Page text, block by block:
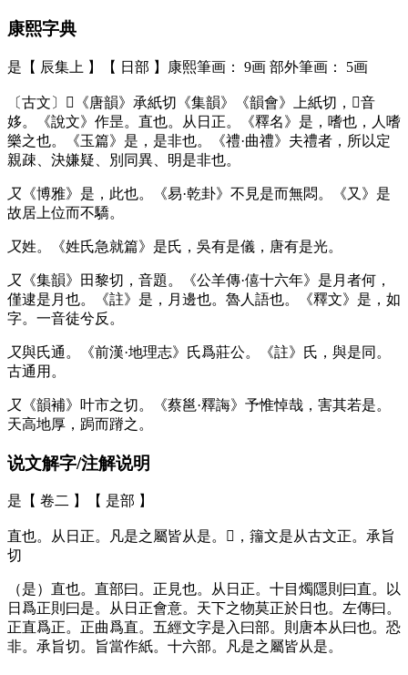
康熙字典
是【 辰集上 】【 日部 】康熙筆画： 9画 部外筆画： 5画
〔古文〕𣆞《唐韻》承紙切《集韻》《韻會》上紙切，𠀤音
姼。《說文》作昰。直也。从日正。《釋名》是，嗜也，人嗜
樂之也。《玉篇》是，是非也。《禮·曲禮》夫禮者，所以定
親疎、決嫌疑、別同異、明是非也。
又 《博雅》是，此也。《易·乾卦》不見是而無悶。《又》是
故居上位而不驕。
又姓。《姓氏急就篇》是氏，吳有是儀，唐有是光。
又 《集韻》田黎切，音題。《公羊傳·僖十六年》是月者何，
僅逮是月也。《註》是，月邊也。魯人語也。《釋文》是，如
字。一音徒兮反。
又與氏通。《前漢·地理志》氏爲莊公。《註》氏，與是同。
古通用。
又 《韻補》叶市之切。《蔡邕·釋誨》予惟悼哉，害其若是。
天高地厚，跼而蹐之。
说文解字/注解说明
是【 卷二 】【 是部 】
直也。从日正。凡是之屬皆从是。𣆞，籒文是从古文正。承旨
切
（是）直也。直部曰。正見也。从日正。十目燭隱則曰直。以
日爲正則曰是。从日正會意。天下之物莫正於日也。左傳曰。
正直爲正。正曲爲直。五經文字是入曰部。則唐本从曰也。恐
非。承旨切。旨當作紙。十六部。凡是之屬皆从是。